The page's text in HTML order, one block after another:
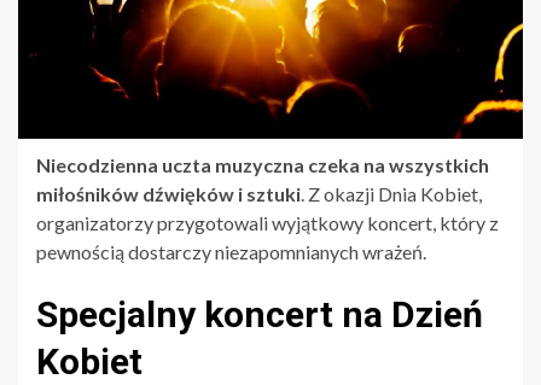
Niecodzienna uczta muzyczna czeka na wszystkich
miłośników dźwięków i sztuki. Z okazji Dnia Kobiet,
organizatorzy przygotowali wyjątkowy koncert, który z
pewnością dostarczy niezapomnianych wrażeń.
Specjalny koncert na Dzień
Kobiet